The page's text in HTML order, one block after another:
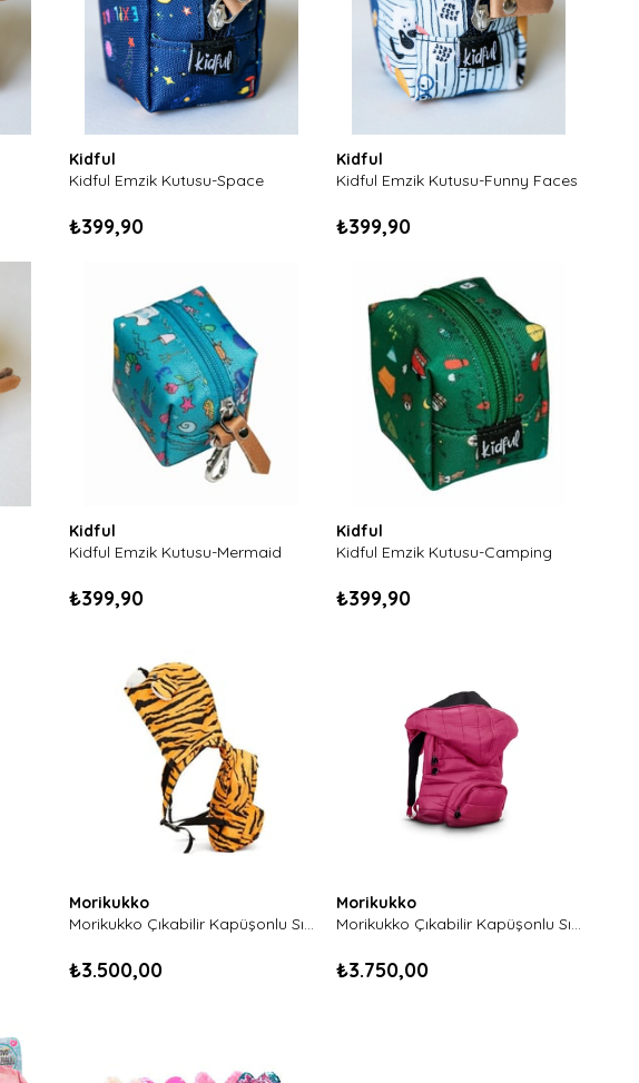
Kidful
Kidful Emzik Kutusu-Space
₺399,90
Kidful
Kidful Emzik Kutusu-Funny Faces
₺399,90
Kidful
Kidful Emzik Kutusu-Mermaid
₺399,90
Kidful
Kidful Emzik Kutusu-Camping
₺399,90
Morikukko
Morikukko Çıkabilir Kapüşonlu Sırt Çantası-Tiger (Çocuk Boy)
₺3.500,00
Morikukko
Morikukko Çıkabilir Kapüşonlu Sırt Çantası-Puffer Fuchsia
₺3.750,00